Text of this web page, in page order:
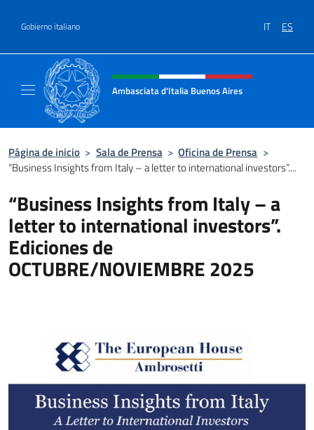
Gobierno italiano IT ES
Encabezado del sitio web,
Ambasciata d'Italia Buenos Aires
Página de inicio > Sala de Prensa > Oficina de Prensa >
“Business Insights from Italy – a letter to international investors”....
“Business Insights from Italy – a
letter to international investors”.
Ediciones de
OCTUBRE/NOVIEMBRE 2025